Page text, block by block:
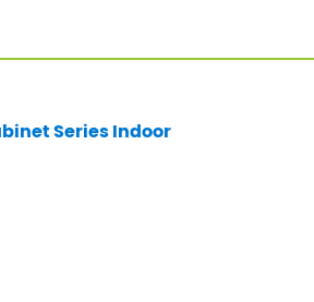
Series Indoor